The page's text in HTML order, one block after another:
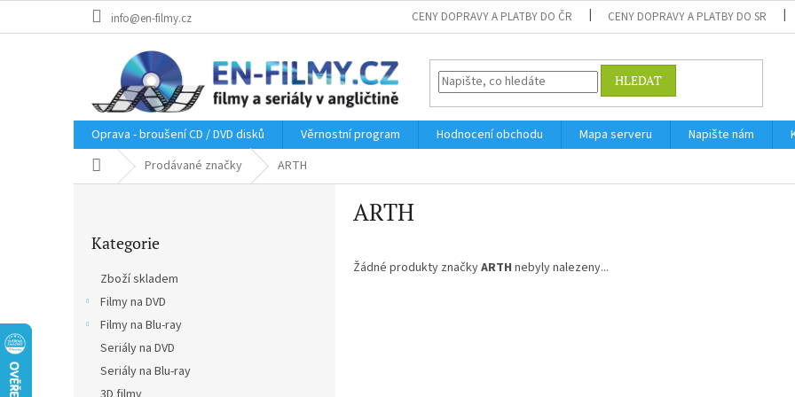
info@en-filmy.cz CENY DOPRAVY A PLATBY DO ČR CENY DOPRAVY A PLATBY DO SR
HLEDAT
Oprava - broušení CD / DVD disků Věrnostní program Hodnocení obchodu Mapa serveru Napište nám
Domů Prodávané značky ARTH
kategorie
Kategorie
Zboží skladem
Filmy na DVD
Filmy na Blu-ray
Seriály na DVD
Seriály na Blu-ray
ARTH
Žádné produkty značkyARTH nebyly nalezeny...